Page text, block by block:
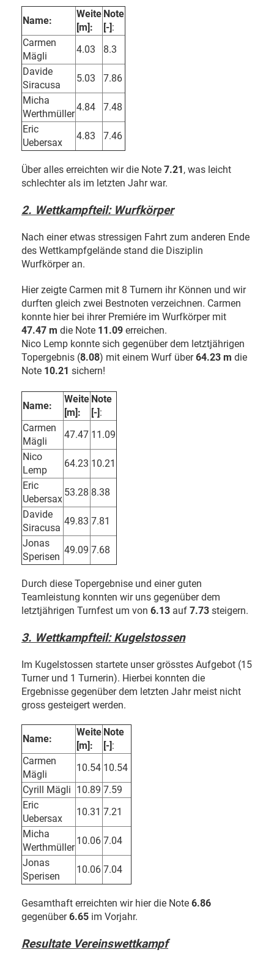
Name:
Weite
[m]:
Note
[-]:
Carmen
Mägli
4.03
8.3
Davide
Siracusa
5.03
7.86
Micha
Werthmüller
4.84
7.48
Eric
Uebersax
4.83 7.46
Über alles erreichten wir die Note 7.21, was leicht
schlechter als im letzten Jahr war.
2. Wettkampfteil: Wurfkörper
Nach einer etwas stressigen Fahrt zum anderen Ende
des Wettkampfgelände stand die Disziplin
Wurfkörper an.
Hier zeigte Carmen mit 8 Turnern ihr Können und wir
durften gleich zwei Bestnoten verzeichnen. Carmen
konnte hier bei ihrer Premiére im Wurfkörper mit
47.47 m die Note 11.09 erreichen.
Nico Lemp konnte sich gegenüber dem letztjährigen
Topergebnis (8.08) mit einem Wurf über64.23 m die
Note 10.21 sichern!
Name:
Weite
[m]:
Note
[-]:
Carmen
Mägli
47.47 11.09
Nico
Lemp
64.23 10.21
Eric
Uebersax
53.28 8.38
Davide
Siracusa
49.83 7.81
Jonas
Sperisen
49.09 7.68
Durch diese Topergebnise und einer guten
Teamleistung konnten wir uns gegenüber dem
letztjährigen Turnfest um von 6.13 auf 7.73 steigern.
3. Wettkampfteil: Kugelstossen
Im Kugelstossen startete unser grösstes Aufgebot (15
Turner und 1 Turnerin). Hierbei konnten die
Ergebnisse gegenüber dem letzten Jahr meist nicht
gross gesteigert werden.
Name:
Weite
[m]:
Note
[-]:
Carmen
Mägli
10.54 10.54
Cyrill Mägli 10.89 7.59
Eric
Uebersax
10.31 7.21
Micha
Werthmüller
10.06 7.04
Jonas
Sperisen
10.06 7.04
Gesamthaft erreichten wir hier die Note 6.86
gegenüber6.65 im Vorjahr.
Resultate Vereinswettkampf